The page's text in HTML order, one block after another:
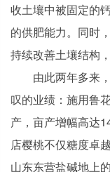
收土壤中被固定的
的供肥能力。同时
持续改善土壤结构
由此两年多来
叹的业绩：施用鲁
产，亩产增幅高达
店樱桃不仅糖度卓
山东东营盐碱地上